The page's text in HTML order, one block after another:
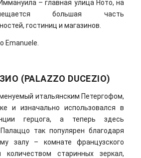
– главная улица Ното, на
большая часть
гостиниц и магазинов.
Emanuele.
(PALAZZO DUCEZIO)
итальянским Петергофом,
и изначально использовался в
герцога, а теперь здесь
так популярен благодаря
залу – комнате французского
старинных зеркал,